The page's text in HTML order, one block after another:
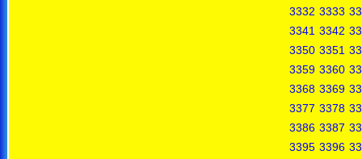
3332 3333
3341 3342
3350 3351
3359 3360
3368 3369
3377 3378
3386 3387
3395 3396